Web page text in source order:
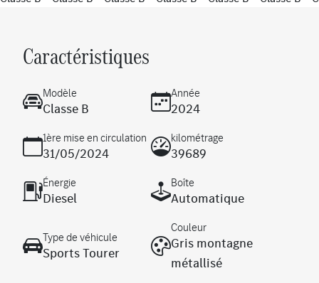
Caractéristiques
Modèle
Classe B
Année
2024
1ère mise en circulation
31/05/2024
kilométrage
39689
Énergie
Diesel
Boîte
Automatique
Type de véhicule
Sports Tourer
Couleur
Gris montagne
métallisé